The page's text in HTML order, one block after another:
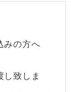
の方へ
し致しま